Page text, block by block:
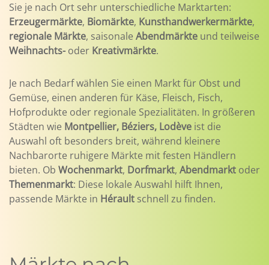
Sie je nach Ort sehr unterschiedliche Marktarten:
Erzeugermärkte, Biomärkte, Kunsthandwerkermärkte,
regionale Märkte, saisonale Abendmärkte und teilweise
Weihnachts-oder Kreativmärkte.
Je nach Bedarf wählen Sie einen Markt für Obst und
Gemüse, einen anderen für Käse, Fleisch, Fisch,
Hofprodukte oder regionale Spezialitäten. In größeren
Städten wie Montpellier, Béziers, Lodève ist die
Auswahl oft besonders breit, während kleinere
Nachbarorte ruhigere Märkte mit festen Händlern
bieten. Ob Wochenmarkt, Dorfmarkt, Abendmarkt oder
Themenmarkt: Diese lokale Auswahl hilft Ihnen,
passende Märkte in Hérault schnell zu finden.